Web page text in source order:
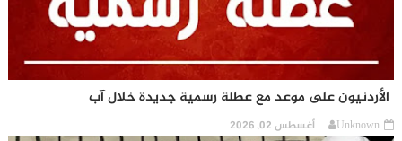
الأردنيون على موعد مع عطلة رسمية جديدة خلال آب
Unknown أغسطس 02, 2026